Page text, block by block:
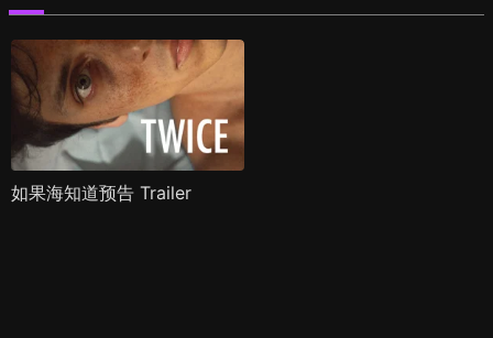
如果海知道预告 Trailer